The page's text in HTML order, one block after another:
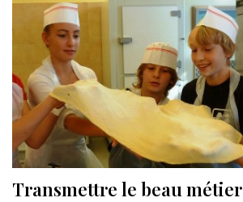
Transmettre le beau métier